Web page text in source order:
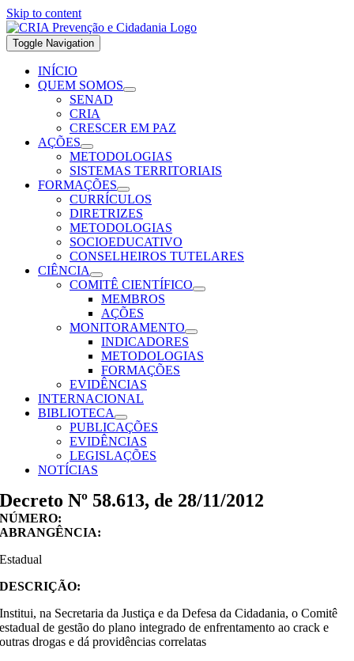
Skip to content
Toggle Navigation
INÍCIO
QUEM SOMOS
SENAD
CRIA
CRESCER EM PAZ
AÇÕES
METODOLOGIAS
SISTEMAS TERRITORIAIS
FORMAÇÕES
CURRÍCULOS
DIRETRIZES
METODOLOGIAS
SOCIOEDUCATIVO
CONSELHEIROS TUTELARES
CIÊNCIA
COMITÊ CIENTÍFICO
MEMBROS
AÇÕES
MONITORAMENTO
INDICADORES
METODOLOGIAS
FORMAÇÕES
EVIDÊNCIAS
INTERNACIONAL
BIBLIOTECA
PUBLICAÇÕES
EVIDÊNCIAS
LEGISLAÇÕES
NOTÍCIAS
Decreto Nº 58.613, de 28/11/2012
NÚMERO:
ABRANGÊNCIA:
Estadual
DESCRIÇÃO:
Institui, na Secretaria da Justiça e da Defesa da Cidadania, o Comitê
estadual de gestão do plano integrado de enfrentamento ao crack e
outras drogas e dá providências correlatas